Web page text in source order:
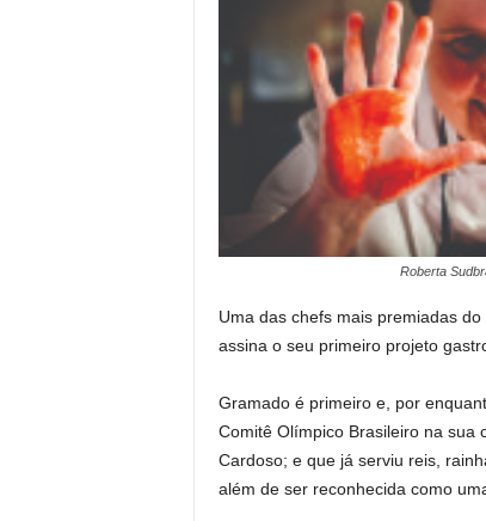
Roberta
Uma das chefs mais premiadas
assina o seu primeiro projeto
Gramado é primeiro e, por
Comitê Olímpico Brasileiro na sua
Cardoso; e que já serviu reis,
além de ser reconhecida como